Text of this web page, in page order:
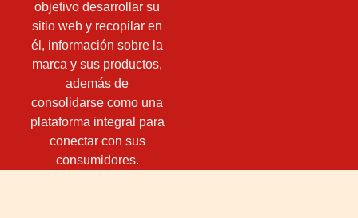
objetivo desarrollar su
sitio web y recopilar en
él, información sobre la
marca y sus productos,
además de
consolidarse como una
plataforma integral para
conectar con sus
consumidores.